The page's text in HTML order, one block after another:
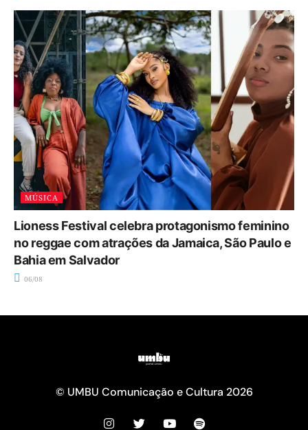
MÚSICA
Lioness Festival celebra protagonismo feminino
no reggae com atrações da Jamaica, São Paulo e
Bahia em Salvador
06/08
© UMBU Comunicação e Cultura 2026